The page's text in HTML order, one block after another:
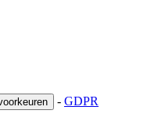
- GDPR